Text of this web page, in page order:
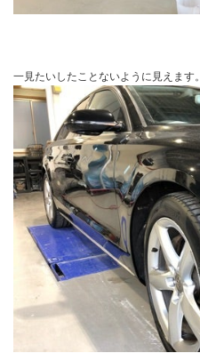
一見たいしたことないように見えます。